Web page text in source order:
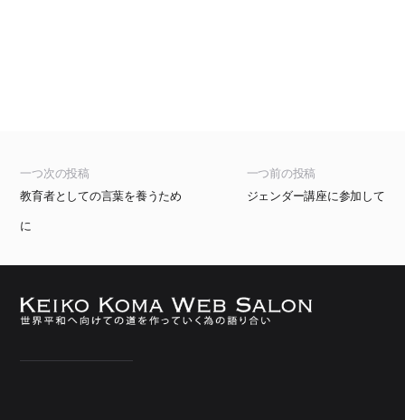
一つ前の投稿
ジェンダー講座に参加して
一つ次の投稿
教育者としての言葉を養うため
に